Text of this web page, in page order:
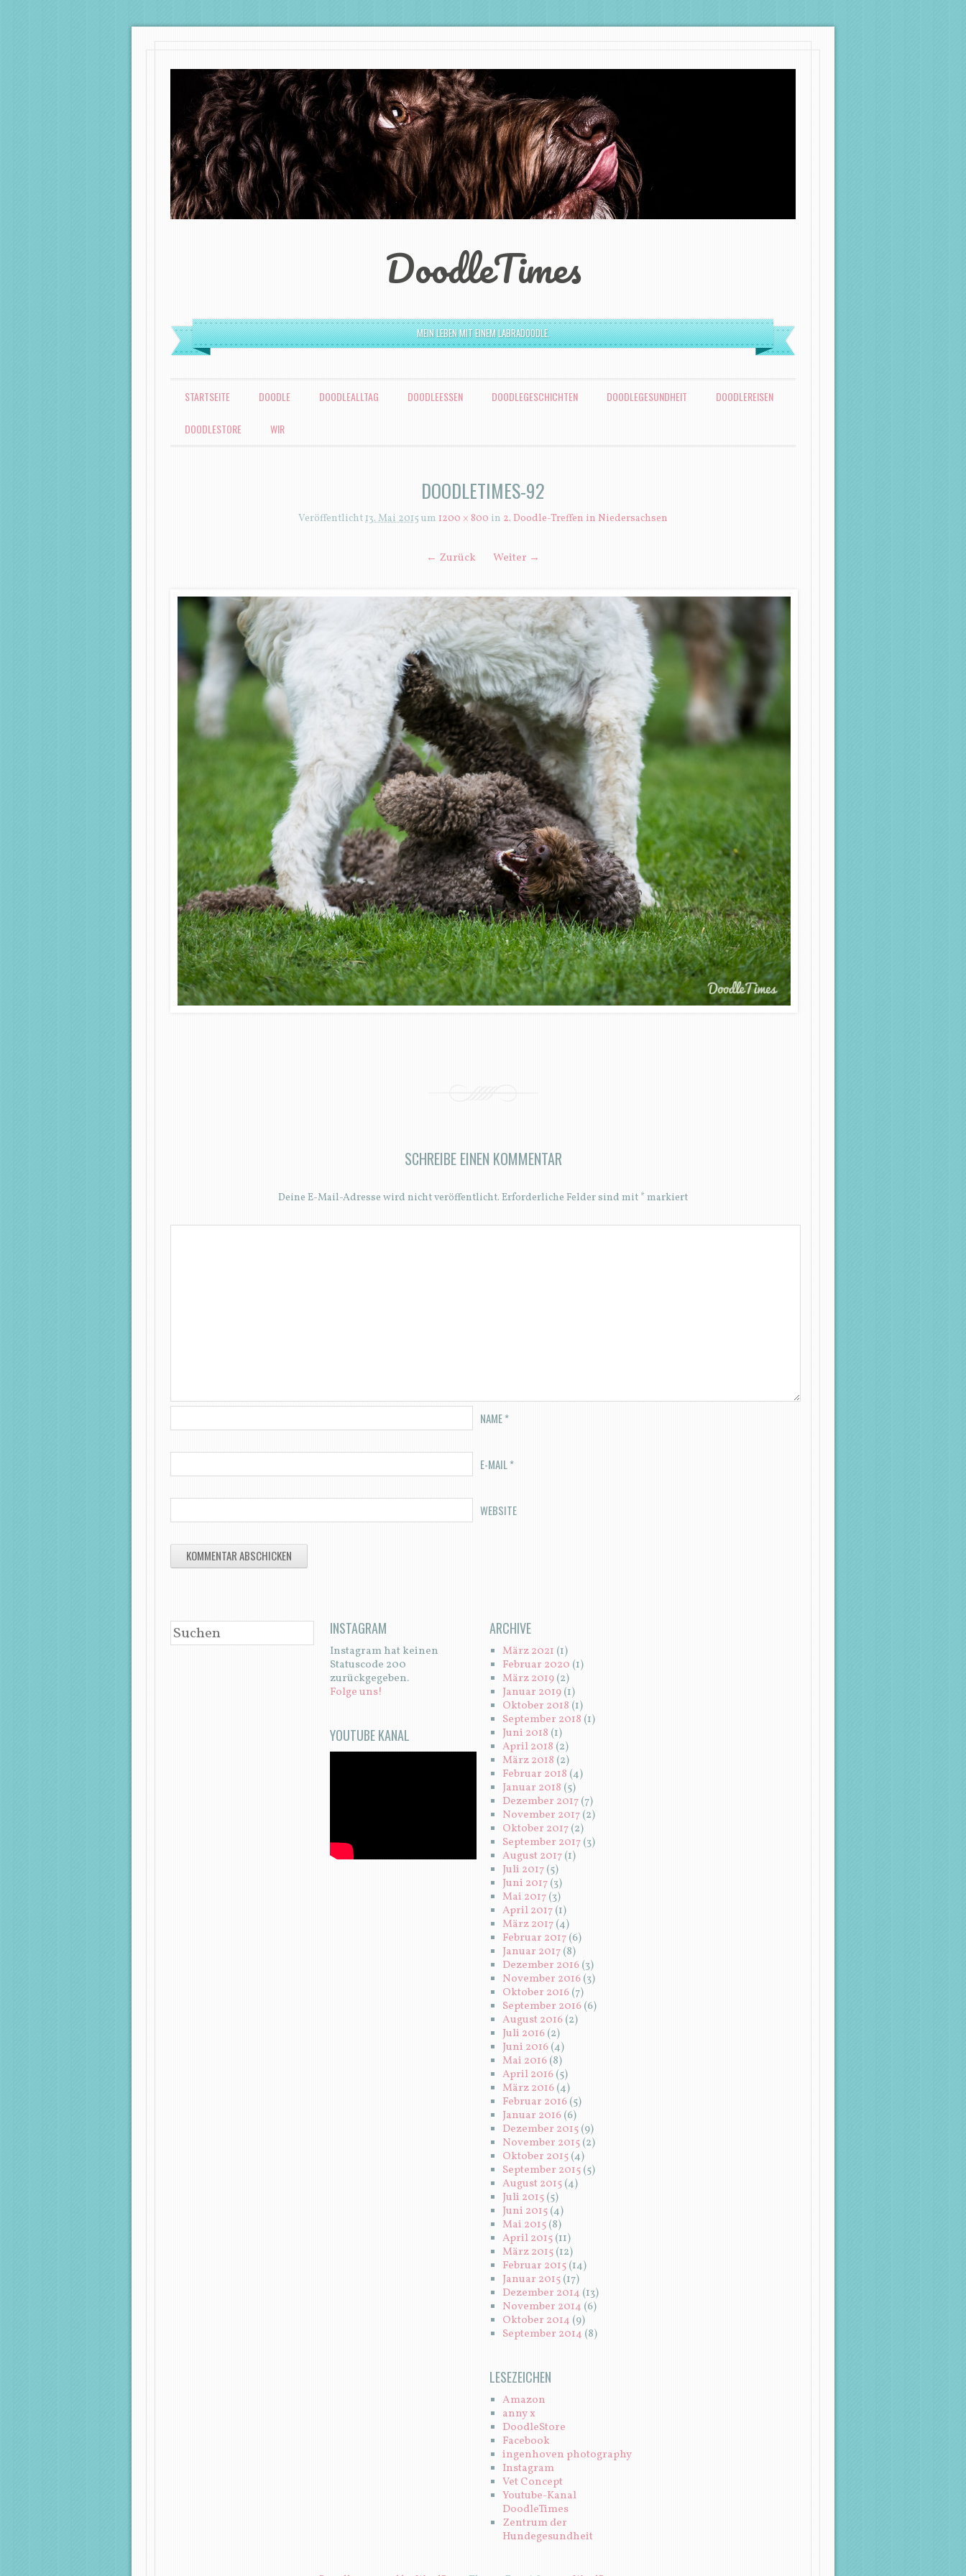
DoodleTimes
MEIN LEBEN MIT EINEM LABRADOODLE.
MENÜ
ZUM INHALT SPRINGEN
STARTSEITE DOODLE DOODLEALLTAG DOODLEESSEN DOODLEGESCHICHTEN DOODLEGESUNDHEIT DOODLEREISEN
DOODLESTORE WIR
DOODLETIMES-92
Veröffentlicht13. Mai 2015 um 1200 × 800 in 2. Doodle-Treffen in Niedersachsen
← Zurück Weiter →
SCHREIBE EINEN KOMMENTAR
Deine E-Mail-Adresse wird nicht veröffentlicht. Erforderliche Felder sind mit *markiert
NAME*
E-MAIL *
WEBSITE
SUCHEN INSTAGRAM
Instagram hat keinen
Statuscode 200
zurückgegeben.
Folge uns!
YOUTUBE KANAL
ARCHIVE
März 2021 (1)
Februar 2020 (1)
März 2019(2)
Januar 2019(1)
Oktober 2018 (1)
September 2018 (1)
Juni 2018 (1)
April 2018 (2)
März 2018 (2)
Februar 2018 (4)
Januar 2018 (5)
Dezember 2017(7)
November 2017(2)
Oktober 2017(2)
September 2017(3)
August 2017(1)
Juli 2017(5)
Juni 2017(3)
Mai 2017(3)
April 2017(1)
März 2017(4)
Februar 2017(6)
Januar 2017(8)
Dezember 2016(3)
November 2016(3)
Oktober 2016(7)
September 2016(6)
August 2016(2)
Juli 2016(2)
Juni 2016(4)
Mai 2016(8)
April 2016(5)
März 2016(4)
Februar 2016(5)
Januar 2016(6)
Dezember 2015(9)
November 2015(2)
Oktober 2015(4)
September 2015(5)
August 2015(4)
Juli 2015(5)
Juni 2015(4)
Mai 2015(8)
April 2015(11)
März 2015(12)
Februar 2015(14)
Januar 2015(17)
Dezember 2014 (13)
November 2014 (6)
Oktober 2014 (9)
September 2014 (8)
LESEZEICHEN
Amazon
anny x
DoodleStore
Facebook
ingenhoven photography
Instagram
Vet Concept
Youtube-Kanal
DoodleTimes
Zentrum der
Hundegesundheit